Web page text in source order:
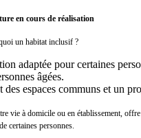
en cours de réalisation
un habitat inclusif ?
adaptée pour certaines
âgées.
des espaces communs et un
vie à domicile ou en établissement,
certaines personnes.